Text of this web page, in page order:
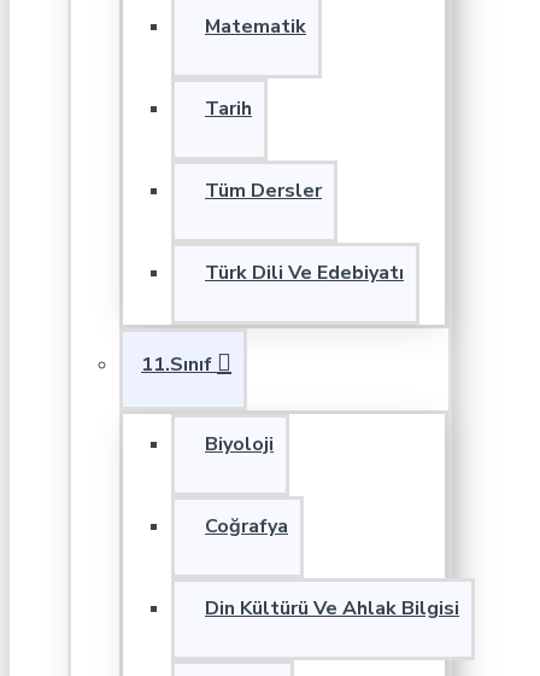
Matematik
Tarih
Tüm Dersler
Türk Dili Ve Edebiyatı
11.Sınıf
Biyoloji
Coğrafya
Din Kültürü Ve Ahlak Bilgisi